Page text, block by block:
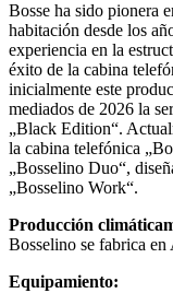
Bosse ha sido pionera
habitación desde los
experiencia en la
éxito de la cabina
inicialmente este
mediados de 2026 la
„Black Edition“.
la cabina telefónica
„Bosselino Duo“,
„Bosselino Work“.
Producción
Bosselino se fabrica
Equipamiento: